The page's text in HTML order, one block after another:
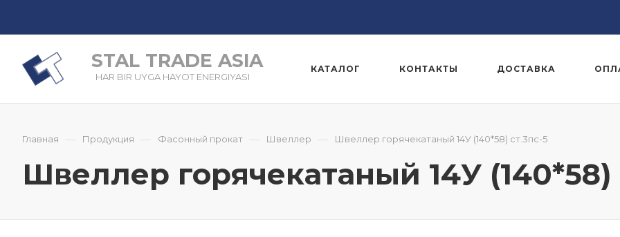
STAL TRADE ASIA
HAR BIR UYGA HAYOT ENERGIYASI
КАТАЛОГ КОНТАКТЫ ДОСТАВКА
Главная — Продукция — Фасонный прокат — Швеллер — Швеллер горячекатаный 14У (140*58) ст.3пс-5
Швеллер горячекатаный 14У (140*58)